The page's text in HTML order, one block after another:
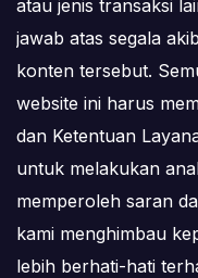
atau jenis transaksi
jawab atas segala
konten tersebut.
website ini harus
dan Ketentuan
untuk melakukan
memperoleh saran
kami menghimbau
lebih berhati-hati